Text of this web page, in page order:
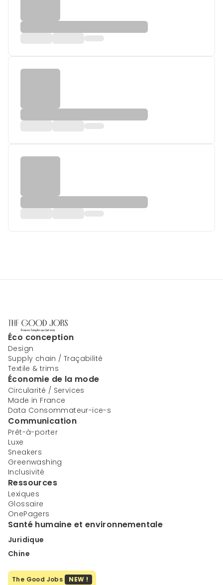
Éco conception
Design
Supply chain / Traçabilité
Textile & trims
Économie de la mode
Circularité / Services
Made in France
Data Consommateur-ice-s
Communication
Prêt-à-porter
Luxe
Sneakers
Greenwashing
Inclusivité
Ressources
Lexiques
Glossaire
OnePagers
Santé humaine et environnementale
Juridique
Chine
The Good Jobs NEW !